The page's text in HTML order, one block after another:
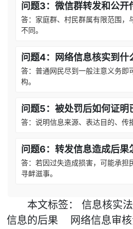
问题3：微信群转发和公开
答：家庭群、村民群属有限范围，
不同。
问题4：网络信息核实到什
答：普通网民尽到一般注意义务即
构。
问题5：被处罚后如何证明
答：说明信息来源、表达目的、传
问题6：转发信息造成后果
答：若因过失造成损害，可能承担
寻衅滋事。
本文标签： 信息核实
信息的后果
网络信息审